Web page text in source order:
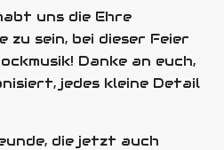
uns die Ehre
zu sein, bei dieser Feier
Danke an euch,
jedes kleine Detail
die jetzt auch